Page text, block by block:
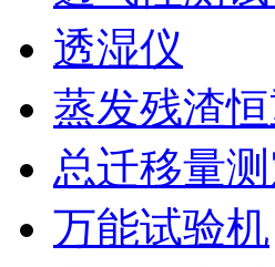
透湿仪
蒸发残渣
总迁移量
万能试验机